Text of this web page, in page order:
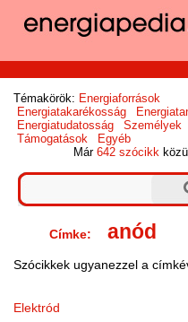
Témakörök: Energiaforrások
Energiatakarékosság
Energiatudatosság
Személyek
Támogatások
Egyéb
Már642 szócikk
Címke: anód
Szócikkek ugyanezzel a
Elektród